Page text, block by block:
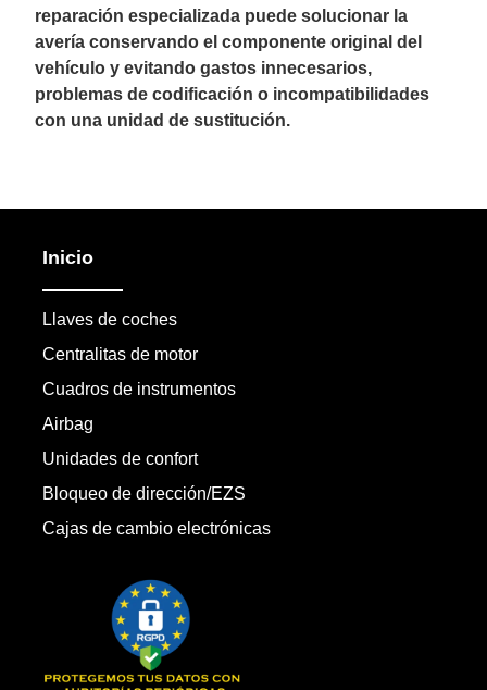
reparación especializada puede solucionar la
avería conservando el componente original del
vehículo y evitando gastos innecesarios,
problemas de codificación o incompatibilidades
con una unidad de sustitución.
Inicio
Llaves de coches
Centralitas de motor
Cuadros de instrumentos
Airbag
Unidades de confort
Bloqueo de dirección/EZS
Cajas de cambio electrónicas